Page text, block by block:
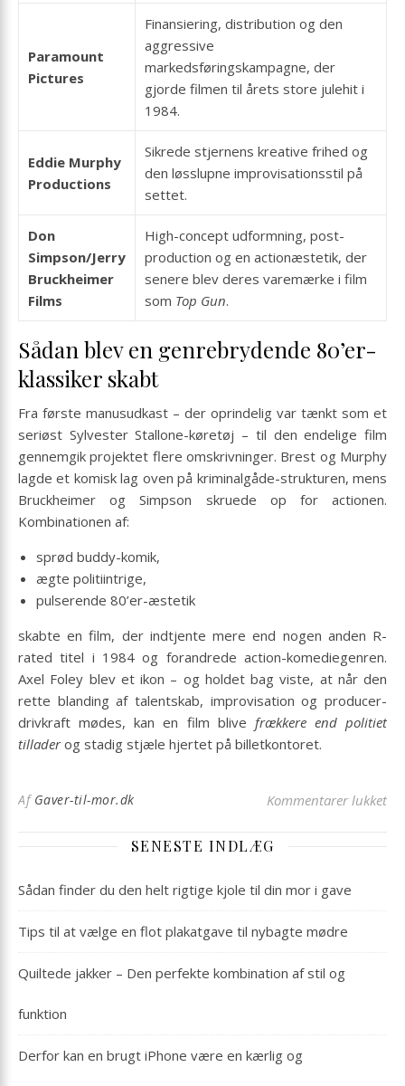
Paramount
Pictures
Finansiering, distribution og den
aggressive
markedsføringskampagne, der
gjorde filmen til årets store julehit i
1984.
Eddie Murphy
Productions
Sikrede stjernens kreative frihed og
den løsslupne improvisationsstil på
settet.
Don
Simpson/Jerry
Bruckheimer
Films
High-concept udformning, post-
production og en actionæstetik, der
senere blev deres varemærke i film
som Top Gun.
Sådan blev en genre­brydende 80’er-
klassiker skabt
Fra første manusudkast – der oprindelig var tænkt som et
seriøst Sylvester Stallone-køretøj – til den endelige film
gennemgik projektet flere omskrivninger. Brest og Murphy
lagde et komisk lag oven på kriminalgåde-strukturen, mens
Bruckheimer og Simpson skruede op for actionen.
Kombinationen af:
sprød buddy-komik,
ægte politiintrige,
pulserende 80’er-æstetik
skabte en film, der indtjente mere end nogen anden R-
rated titel i 1984 og forandrede action-komediegenren.
Axel Foley blev et ikon – og holdet bag viste, at når den
rette blanding af talentskab, improvisation og producer-
drivkraft mødes, kan en film blive frækkere end politiet
tilladerog stadig stjæle hjertet på billetkontoret.
Af Gaver-til-mor.dk Kommentarer lukkettil
SENESTE INDLÆG
Sådan finder du den helt rigtige kjole til din mor i gave
Tips til at vælge en flot plakatgave til nybagte mødre
Quiltede jakker – Den perfekte kombination af stil og
funktion
Derfor kan en brugt iPhone være en kærlig og